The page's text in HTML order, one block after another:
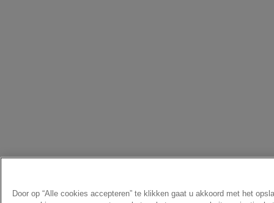
Door op “Alle cookies accepteren” te klikken gaat u akkoord met het